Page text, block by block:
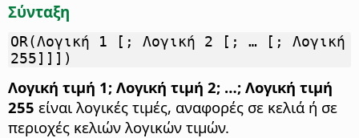
Σύνταξη
OR(Λογική 1 [; Λογική 2 [; … [; Λογική
255]]])
Λογική τιμή 1; Λογική τιμή 2; …; Λογική τιμή
255 είναι λογικές τιμές, αναφορές σε κελιά ή σε
περιοχές κελιών λογικών τιμών.